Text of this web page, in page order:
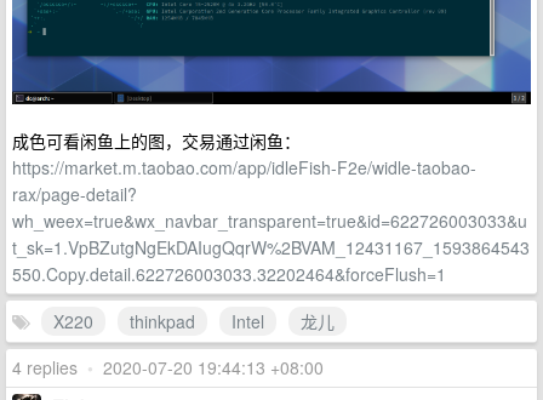
成色可看闲鱼上的图，交易通过闲鱼：
https://market.m.taobao.com/app/idleFish-F2e/widle-taobao-
rax/page-detail?
wh_weex=true&wx_navbar_transparent=true&id=622726003033&u
t_sk=1.VpBZutgNgEkDAIugQqrW%2BVAM_12431167_1593864543
550.Copy.detail.622726003033.32202464&forceFlush=1
X220
thinkpad Intel
龙儿
4 replies • 2020-07-20 19:44:13 +08:00